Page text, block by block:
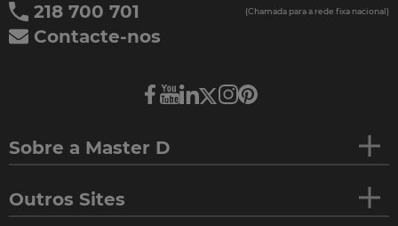
218 700 701 (Chamada para a rede fixa nacional)
Contacte-nos
Sobre a Master D
Outros Sites